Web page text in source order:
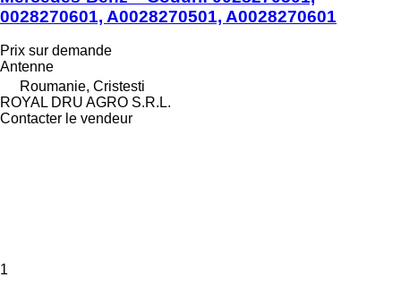
0028270601, A0028270501, A0028270601
Prix sur demande
Antenne
Roumanie, Cristesti
ROYAL DRU AGRO S.R.L.
Contacter le vendeur
1